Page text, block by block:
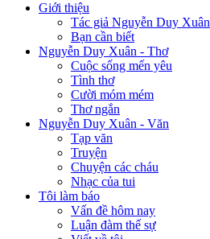
Giới thiệu
Tác giả Nguyễn Duy Xuân
Bạn cần biết
Nguyễn Duy Xuân - Thơ
Cuộc sống mến yêu
Tình thơ
Cười móm mém
Thơ ngắn
Nguyễn Duy Xuân - Văn
Tạp văn
Truyện
Chuyện các cháu
Nhạc của tui
Tôi làm báo
Vấn đề hôm nay
Luận đàm thế sự